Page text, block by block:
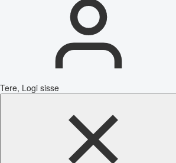
Tere, Logi sisse